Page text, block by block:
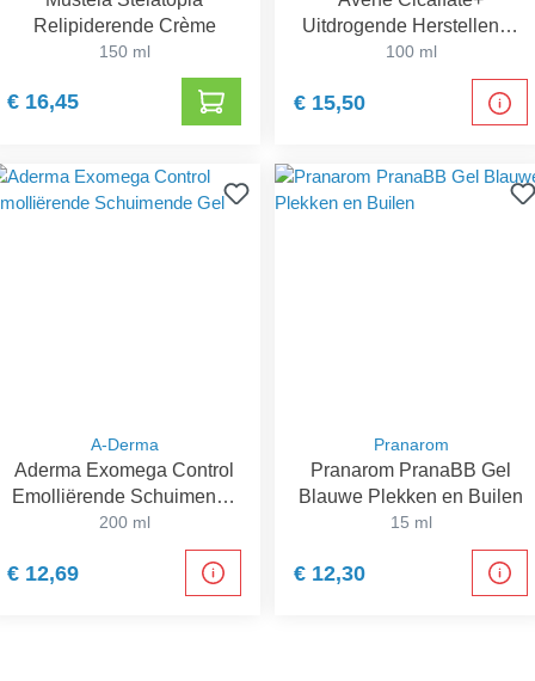
Relipiderende Crème
150 ml
€ 16,45
Uitdrogende Herstellende
Spray
100 ml
€ 15,50
A-Derma
Aderma Exomega Control
Emolliërende Schuimende
Gel
200 ml
€ 12,69
Pranarom
Pranarom PranaBB Gel
Blauwe Plekken en Builen
15 ml
€ 12,30